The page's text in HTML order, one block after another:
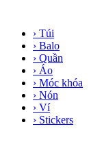
› Túi
› Balo
› Quần
› Áo
› Móc khóa
› Nón
› Ví
› Stickers